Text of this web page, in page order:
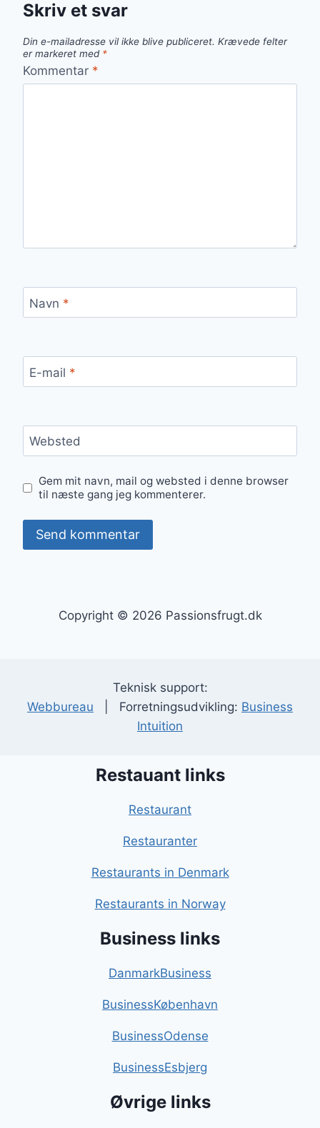
Skriv et svar
Din e-mailadresse vil ikke blive publiceret. Krævede felter
er markeret med *
Kommentar *
Navn *
E-mail *
Websted
Gem mit navn, mail og websted i denne browser
til næste gang jeg kommenterer.
Copyright © 2026 Passionsfrugt.dk
Teknisk support:
Webbureau | Forretningsudvikling: Business
Intuition
Restauant links
Restaurant
Restauranter
Restaurants in Denmark
Restaurants in Norway
Business links
DanmarkBusiness
BusinessKøbenhavn
BusinessOdense
BusinessEsbjerg
Øvrige links